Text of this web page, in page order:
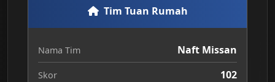
Tim Tuan Rumah
Nama Tim Naft Missan
Skor 102